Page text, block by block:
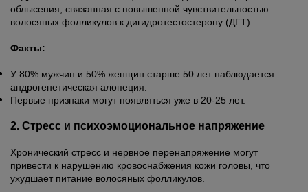
облысения, связанная с повышенной чувствительностью
волосяных фолликулов к дигидротестостерону (ДГТ).
Факты:
У 80% мужчин и 50% женщин старше 50 лет наблюдается
андрогенетическая алопеция.
Первые признаки могут появляться уже в 20-25 лет.
2. Стресс и психоэмоциональное напряжение
Хронический стресс и нервное перенапряжение могут
привести к нарушению кровоснабжения кожи головы, что
ухудшает питание волосяных фолликулов.